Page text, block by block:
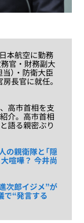
本航空に勤務
官・財務副大
）・防衛大臣
長官に就任。
高市首相を支
介。高市首相
語る親密ぶり
の親衛隊と「隠
喧嘩？ 今井尚
次郎イジメ”が
で“発言する